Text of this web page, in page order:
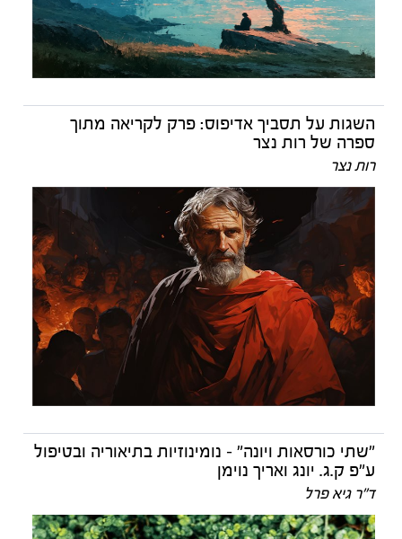
השגות על תסביך אדיפוס: פרק לקריאה מתוך
ספרה של רות נצר
רות נצר
"שתי כורסאות ויונה" – נומינוזיות בתיאוריה ובטיפול
ע"פ ק.ג. יונג ואריך נוימן
ד"ר גיא פרל